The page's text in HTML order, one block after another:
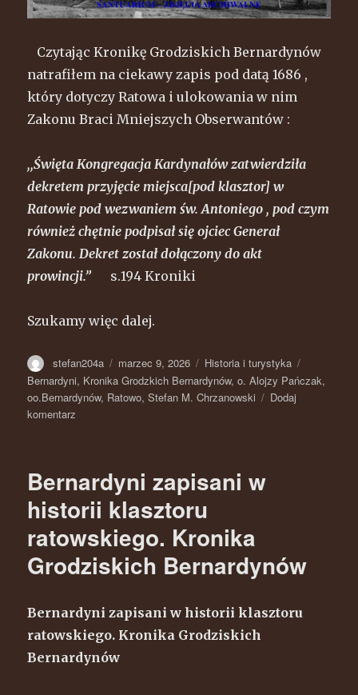
Czytając Kronikę Grodziskich Bernardynów
natrafiłem na ciekawy zapis pod datą 1686 ,
który dotyczy Ratowa i ulokowania w nim
Zakonu Braci Mniejszych Obserwantów :
,,Święta Kongregacja Kardynałów zatwierdziła
dekretem przyjęcie miejsca[pod klasztor] w
Ratowie pod wezwaniem św. Antoniego , pod czym
również chętnie podpisał się ojciec Generał
Zakonu. Dekret został dołączony do akt
prowincji.” s.194 Kroniki
Szukamy więc dalej.
Autor
stefan204a Opublikowano
marzec 9, 2026 Kategorie
Historia i turystyka
Bernardyni, Kronika Grodzkich Bernardynów,o. Alojzy Pańczak,
oo.Bernardynów, Ratowo,Stefan M. Chrzanowski
Dodaj
komentarz
historii
klasztoru
ratowskiego.
Kronika
Grodziskich
Bernardynów
Bernardyni zapisani w
historii klasztoru
ratowskiego. Kronika
Grodziskich Bernardynów
Bernardyni zapisani w historii klasztoru
ratowskiego. Kronika Grodziskich
Bernardynów